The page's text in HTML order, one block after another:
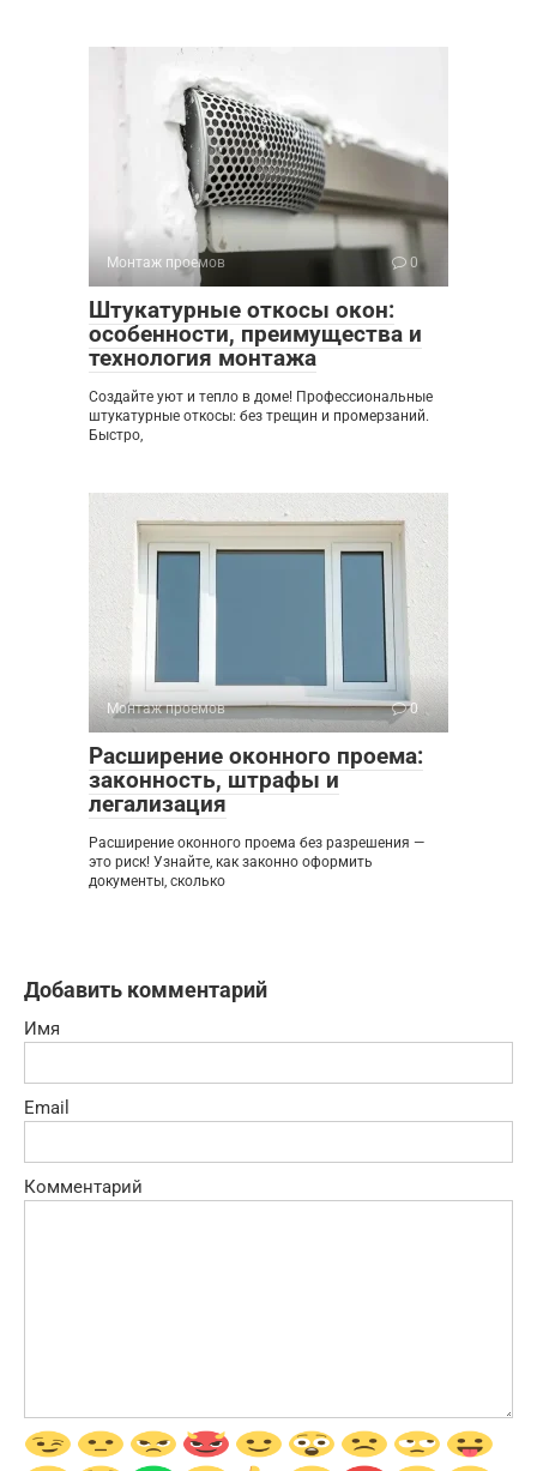
Монтаж проемов 0
Штукатурные откосы окон:
особенности, преимущества и
технология монтажа
Создайте уют и тепло в доме! Профессиональные
штукатурные откосы: без трещин и промерзаний.
Быстро,
Монтаж проемов 0
Расширение оконного проема:
законность, штрафы и
легализация
Расширение оконного проема без разрешения —
это риск! Узнайте, как законно оформить
документы, сколько
Добавить комментарий
Имя
Email
Комментарий